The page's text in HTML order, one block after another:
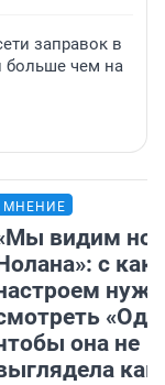
заправок в
больше чем на
МНЕНИЕ
видим
с
она не
как